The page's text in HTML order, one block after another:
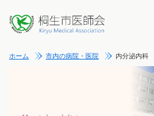
ホーム 市内の病院・医院 内分泌内科